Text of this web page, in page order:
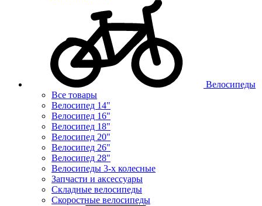
Велосипеды
Все товары
Велосипед 14"
Велосипед 16"
Велосипед 18"
Велосипед 20"
Велосипед 26"
Велосипед 28"
Велосипеды 3-х колесные
Запчасти и аксессуары
Складные велосипеды
Скоростные велосипеды